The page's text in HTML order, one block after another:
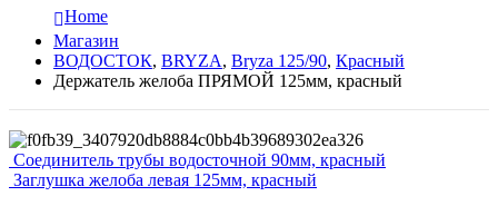
Home
Магазин
ВОДОСТОК, BRYZA, Bryza 125/90, Красный
Держатель желоба ПРЯМОЙ 125мм, красный
Соединитель трубы водосточной 90мм, красный
Заглушка желоба левая 125мм, красный